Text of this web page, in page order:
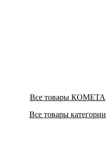
Все товары КОМЕТА
Все товары категории